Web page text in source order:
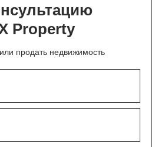
Property
продать недвижимость